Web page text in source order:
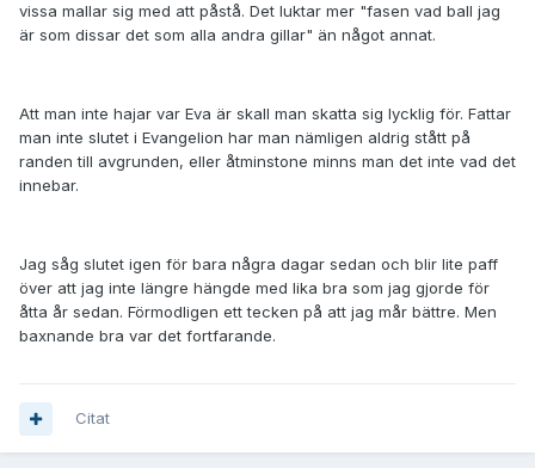
vissa mallar sig med att påstå. Det luktar mer "fasen vad ball jag
är som dissar det som alla andra gillar" än något annat.
Att man inte hajar var Eva är skall man skatta sig lycklig för. Fattar
man inte slutet i Evangelion har man nämligen aldrig stått på
randen till avgrunden, eller åtminstone minns man det inte vad det
innebar.
Jag såg slutet igen för bara några dagar sedan och blir lite paff
över att jag inte längre hängde med lika bra som jag gjorde för
åtta år sedan. Förmodligen ett tecken på att jag mår bättre. Men
baxnande bra var det fortfarande.
Citat